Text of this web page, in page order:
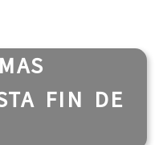
FIN DE